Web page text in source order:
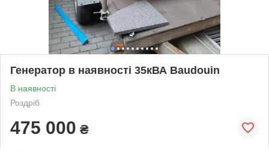
Генератор в наявності 35кВА Baudouin
В наявності
Роздріб
475 000 ₴